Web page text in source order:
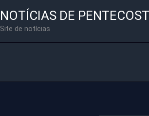
NOTÍCIAS DE
Site de notícias